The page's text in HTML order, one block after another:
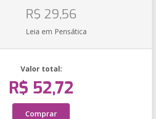
R$ 29,56
Leia em Pensática
Valor total:
R$ 52,72
Comprar